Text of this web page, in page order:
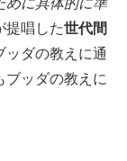
提唱した世代間
ッダの教えに通
ブッダの教えに